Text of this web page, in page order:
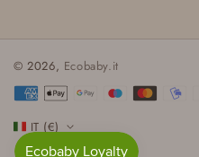
© 2026, Ecobaby.it
Metodi
pagamento
IT (€)